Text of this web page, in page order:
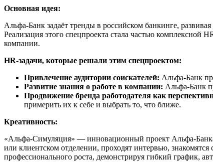
Основная идея:
Альфа-Банк задаёт тренды в российском банкинге,
Реализация этого спецпроекта стала частью комплексной
компании.
HR-задачи, которые решали этим спецпроектом:
Привлечение аудитории соискателей: Альфа-Банк
Развитие знания о работе в компании: Альфа-Банк
Продвижение бренда работодателя как
примерить их к себе и выбрать то, что ближе.
Креативность:
«Альфа-Симуляция» — инновационный проект Альфа-
или клиентском отделении, проходят интервью,
профессионального роста, демонстрируя гибкий график,